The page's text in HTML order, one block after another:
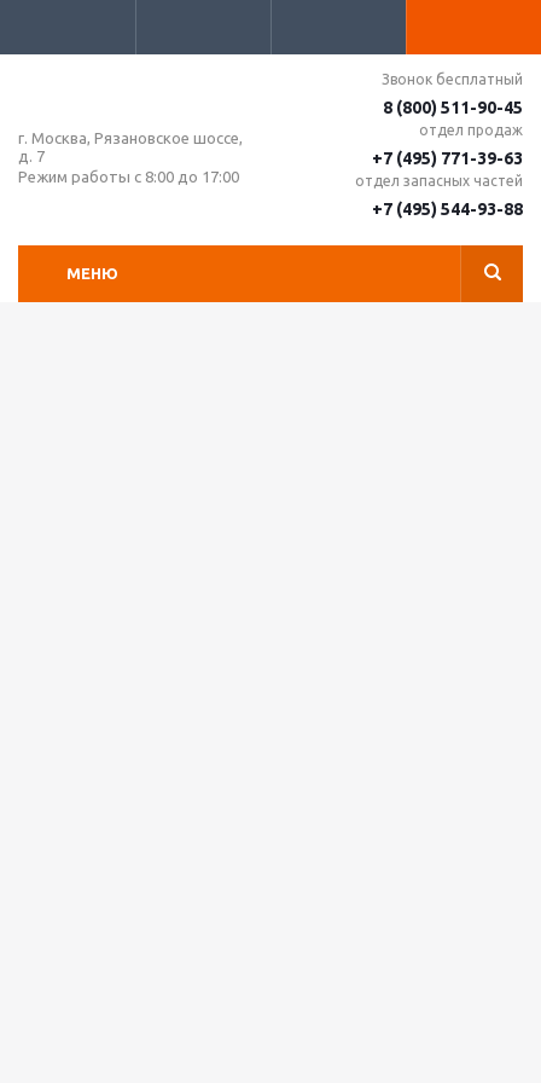
г. Москва, Рязановское шоссе,
д. 7
Режим работы с 8:00 до 17:00
Звонок бесплатный
8 (800) 511-90-45
отдел продаж
+7 (495) 771-39-63
отдел запасных частей
+7 (495) 544-93-88
МЕНЮ